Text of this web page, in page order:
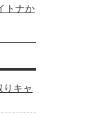
トナか
りキャ